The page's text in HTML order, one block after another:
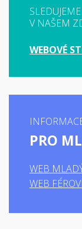
V NAŠEM
WEBOVÉ
PRO
WEB
WEB